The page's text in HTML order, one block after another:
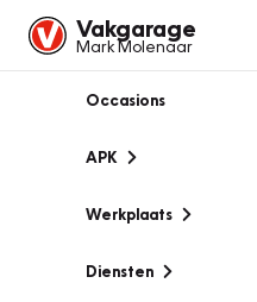
Vakgarage
Mark Molenaar
Occasions
APK
Werkplaats
Diensten